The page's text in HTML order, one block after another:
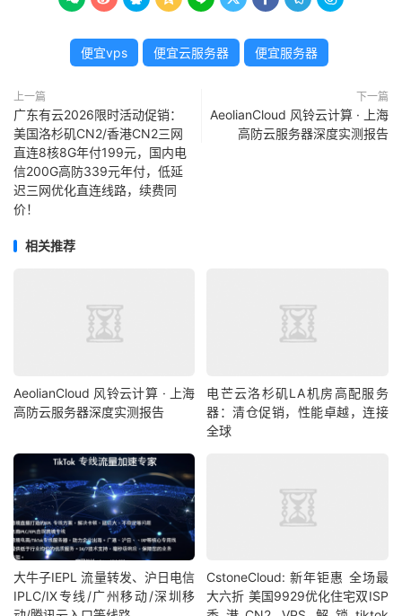
便宜vps 便宜云服务器 便宜服务器
上一篇
广东有云2026限时活动促销：
美国洛杉矶CN2/香港CN2三网
直连8核8G年付199元，国内电
信200G高防339元年付，低延
迟三网优化直连线路，续费同
价！
下一篇
AeolianCloud 风铃云计算 · 上海
高防云服务器深度实测报告
相关推荐
AeolianCloud 风铃云计算 · 上海
高防云服务器深度实测报告
电芒云洛杉矶LA机房高配服务
器：清仓促销，性能卓越，连接
全球
大牛子IEPL 流量转发、沪日电信
IPLC/IX专线/广州移动/深圳移
CstoneCloud: 新年钜惠 全场最
大六折 美国9929优化住宅双ISP